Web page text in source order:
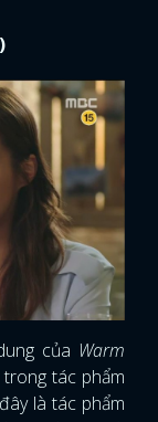
của Warm
tác phẩm
là tác phẩm